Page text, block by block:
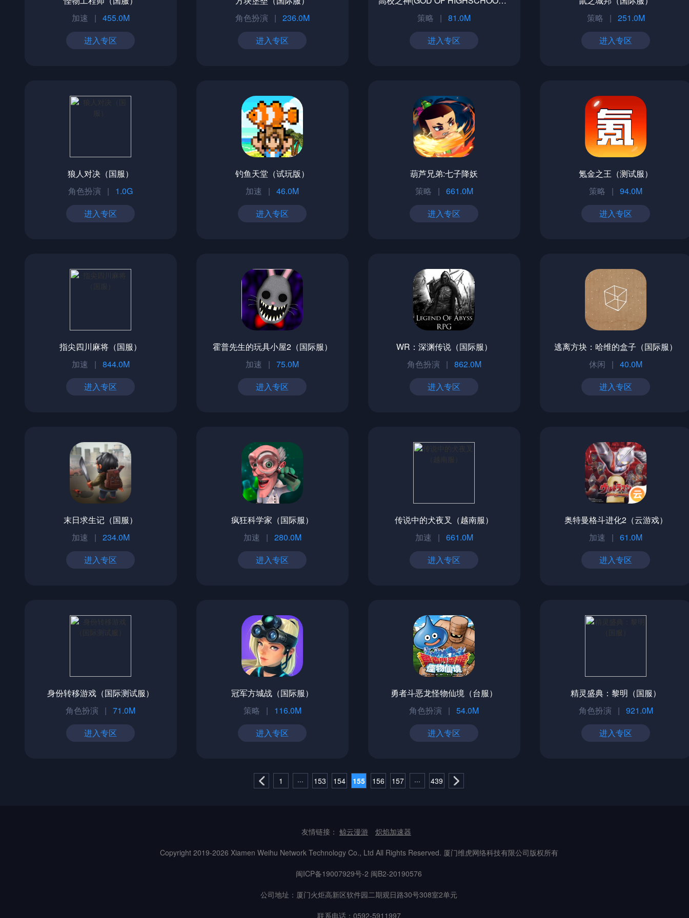
加速
| 455.0M
进入专区
角色扮演
| 236.0M
进入专区
策略
| 81.0M
进入专区
策略
| 251.0M
进入专区
狼人对决（国服）
角色扮演
|
1.0G
进入专区
钓鱼天堂（试玩版）
加速
| 46.0M
进入专区
葫芦兄弟:七子降妖
策略
| 661.0M
进入专区
氪金之王（测试服）
策略
| 94.0M
进入专区
指尖四川麻将（国服）
加速
| 844.0M
进入专区
霍普先生的玩具小屋2（国际服）
加速
| 75.0M
进入专区
WR：深渊传说（国际服）
角色扮演
| 862.0M
进入专区
逃离方块：哈维的盒子（国际服）
休闲
| 40.0M
进入专区
末日求生记（国服）
加速
| 234.0M
进入专区
疯狂科学家（国际服）
加速
| 280.0M
进入专区
传说中的犬夜叉（越南服）
加速
| 661.0M
进入专区
奥特曼格斗进化2（云游戏）
加速
| 61.0M
进入专区
身份转移游戏（国际测试服）
角色扮演
| 71.0M
进入专区
冠军方城战（国际服）
策略
|
116.0M
进入专区
勇者斗恶龙怪物仙境（台服）
角色扮演
| 54.0M
进入专区
精灵盛典：黎明（国服）
角色扮演
| 921.0M
进入专区
1 ··· 153 154 155 156 157 ··· 439
友情链接： 鲸云漫游 炽焰加速器
Copyright 2019-2026 Xiamen Weihu Network Technology Co., Ltd All Rights Reserved. 厦门维虎网络科技有限公司版权所有
闽ICP备19007929号-2 闽B2-20190576
公司地址：厦门火炬高新区软件园二期观日路30号308室2单元
联系电话：0592-5911997